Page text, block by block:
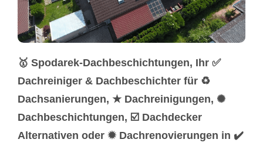
🥇 Spodarek-Dachbeschichtungen, Ihr ✅
Dachreiniger & Dachbeschichter für ♻
Dachsanierungen, ★ Dachreinigungen, ✺
Dachbeschichtungen, ☑️ Dachdecker
Alternativen oder ✹ Dachrenovierungen in ✔️